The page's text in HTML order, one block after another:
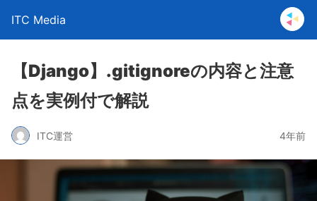
ITC Media
【Django】.gitignoreの内容と注意
点を実例付で解説
ITC運営 4年前